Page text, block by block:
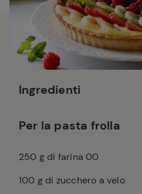
Ingredienti
Per la pasta frolla
250 g di farina 00
100 g di zucchero a velo